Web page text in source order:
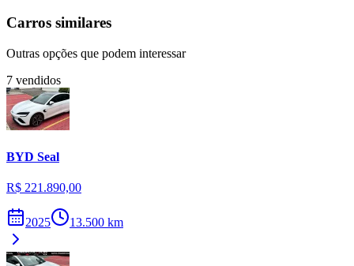
Carros similares
Outras opções que podem interessar
7 vendidos
BYD Seal
R$ 221.890,00
2025 13.500 km